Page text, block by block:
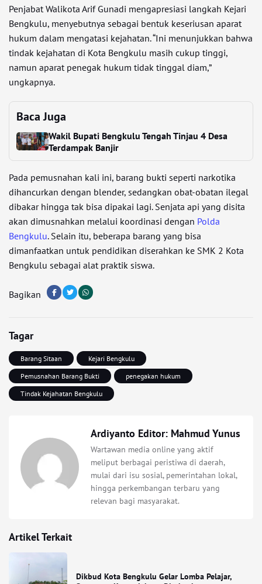
Penjabat Walikota Arif Gunadi mengapresiasi langkah Kejari
Bengkulu, menyebutnya sebagai bentuk keseriusan aparat
hukum dalam mengatasi kejahatan. “Ini menunjukkan bahwa
tindak kejahatan di Kota Bengkulu masih cukup tinggi,
namun aparat penegak hukum tidak tinggal diam,”
ungkapnya.
Baca Juga
Wakil Bupati Bengkulu Tengah Tinjau 4 Desa
Terdampak Banjir
Pada pemusnahan kali ini, barang bukti seperti narkotika
dihancurkan dengan blender, sedangkan obat-obatan ilegal
dibakar hingga tak bisa dipakai lagi. Senjata api yang disita
akan dimusnahkan melalui koordinasi dengan Polda
Bengkulu. Selain itu, beberapa barang yang bisa
dimanfaatkan untuk pendidikan diserahkan ke SMK 2 Kota
Bengkulu sebagai alat praktik siswa.
Bagikan
Tagar
Barang Sitaan
Kejari Bengkulu
Pemusnahan Barang Bukti
penegakan hukum
Tindak Kejahatan Bengkulu
Ardiyanto Editor: Mahmud Yunus
Wartawan media online yang aktif
meliput berbagai peristiwa di daerah,
mulai dari isu sosial, pemerintahan lokal,
hingga perkembangan terbaru yang
relevan bagi masyarakat.
Artikel Terkait
Dikbud Kota Bengkulu Gelar Lomba Pelajar,